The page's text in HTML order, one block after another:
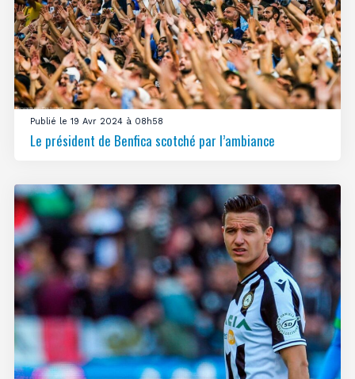
Publié le 19 Avr 2024 à 08h58
Le président de Benfica scotché par l’ambiance